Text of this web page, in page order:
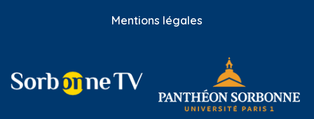
Mentions légales